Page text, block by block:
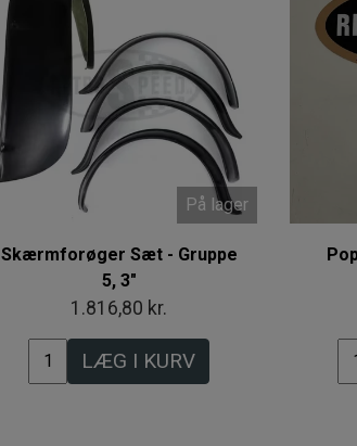
På lager
Skærmforøger Sæt - Gruppe
5, 3"
1.816,80 kr.
LÆG I KURV